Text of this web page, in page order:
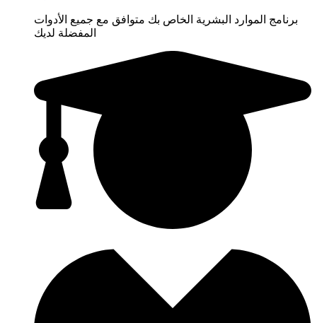
برنامج الموارد البشرية الخاص بك متوافق مع جميع الأدوات
المفضلة لديك